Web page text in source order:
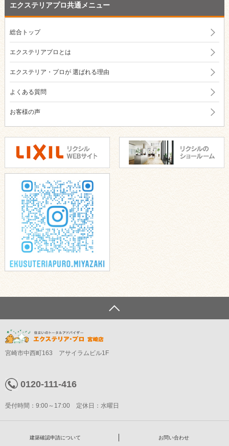
エクステリアプロ共通メニュー
総合トップ
エクステリアプロとは
エクステリア・プロが選ばれる理由
よくある質問
お客様の声
宮崎市中西町163 アサイラムビル1F
0120-111-416
受付時間：9:00～17:00 定休日：水曜日
建築確認申請について お問い合わせ